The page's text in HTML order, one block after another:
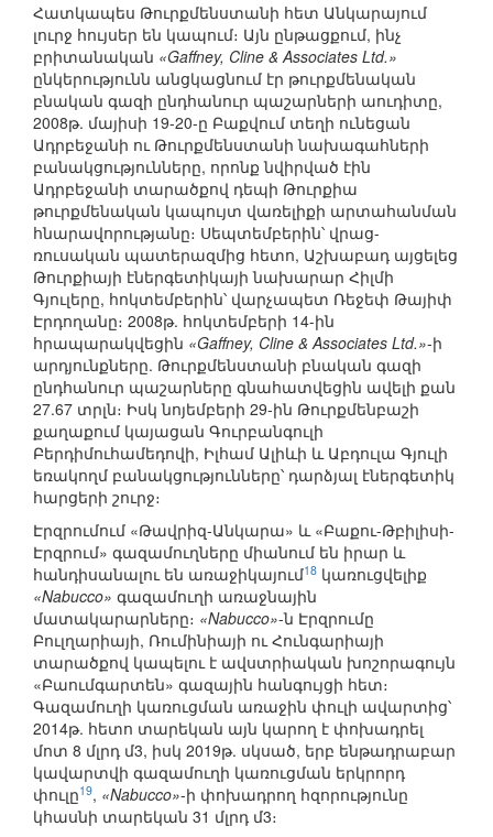
Հատկապես Թուրքմենստանի հետ Անկարայում
լուրջ հույսեր են կապում։ Այն ընթացքում, ինչ
բրիտանական «Gaffney, Cline & Associates Ltd.»
ընկերությունն անցկացնում էր թուրքմենական
բնական գազի ընդհանուր պաշարների աուդիտը,
2008թ. մայիսի 19-20-ը Բաքվում տեղի ունեցան
Ադրբեջանի ու Թուրքմենստանի նախագահների
բանակցությունները, որոնք նվիրված էին
Ադրբեջանի տարածքով դեպի Թուրքիա
թուրքմենական կապույտ վառելիքի արտահանման
հնարավորությանը։ Սեպտեմբերին՝ վրաց-
ռուսական պատերազմից հետո, Աշխաբադ այցելեց
Թուրքիայի էներգետիկայի նախարար Հիլմի
Գյուլերը, հոկտեմբերին՝ վարչապետ Ռեջեփ Թայիփ
Էրդողանը։ 2008թ. հոկտեմբերի 14-ին
հրապարակվեցին «Gaffney, Cline & Associates Ltd.»-ի
արդյունքները. Թուրքմենստանի բնական գազի
ընդհանուր պաշարները գնահատվեցին ավելի քան
27.67 տրլն։ Իսկ նոյեմբերի 29-ին Թուրքմենբաշի
քաղաքում կայացան Գուրբանգուլի
Բերդիմուհամեդովի, Իլհամ Ալիևի և Աբդուլա Գյուլի
եռակողմ բանակցությունները՝ դարձյալ էներգետիկ
հարցերի շուրջ։
Էրզրումում «Թավրիզ-Անկարա» և «Բաքու-Թբիլիսի-
Էրզրում» գազամուղները միանում են իրար և
հանդիսանալու են առաջիկայում18 կառուցվելիք
«Nabucco» գազամուղի առաջնային
մատակարարները։ «Nabucco»-ն Էրզրումը
Բուլղարիայի, Ռումինիայի ու Հունգարիայի
տարածքով կապելու է ավստրիական խոշորագույն
«Բաումգարտեն» գազային հանգույցի հետ։
Գազամուղի կառուցման առաջին փուլի ավարտից՝
2014թ. հետո տարեկան այն կարող է փոխադրել
մոտ 8 մլրդ մ3, իսկ 2019թ. սկսած, երբ ենթադրաբար
կավարտվի գազամուղի կառուցման երկրորդ
փուլը19, «Nabucco»-ի փոխադրող հզորությունը
կհասնի տարեկան 31 մլրդ մ3։